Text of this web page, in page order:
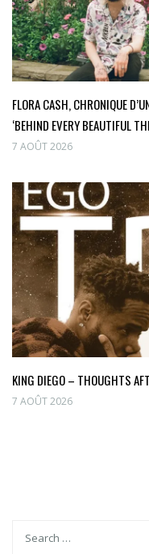
FLORA CASH, CHRONIQUE
‘BEHIND EVERY BEAUTIFUL
7 AOÛT 2026
KING DIEGO – THOUGHTS
7 AOÛT 2026